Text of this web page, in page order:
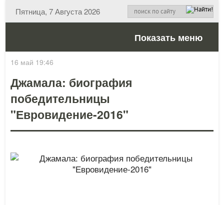
Пятница, 7 Августа 2026
Показать меню
16 май 19:46
Джамала: биография
победительницы
"Евровидение-2016"